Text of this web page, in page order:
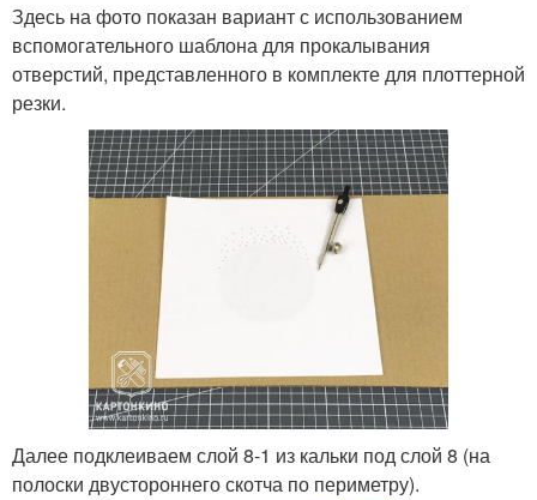
Здесь на фото показан вариант с использованием
вспомогательного шаблона для прокалывания
отверстий, представленного в комплекте для плоттерной
резки.
Далее подклеиваем слой 8-1 из кальки под слой 8 (на
полоски двустороннего скотча по периметру).